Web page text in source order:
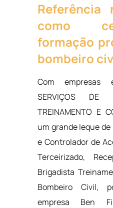
Referência
como
formação
bombeiro
Com empresas
SERVIÇOS DE
TREINAMENTO E
um grande leque
e Controlador de
Terceirizado,
Brigadista
Bombeiro Civil,
empresa Ben